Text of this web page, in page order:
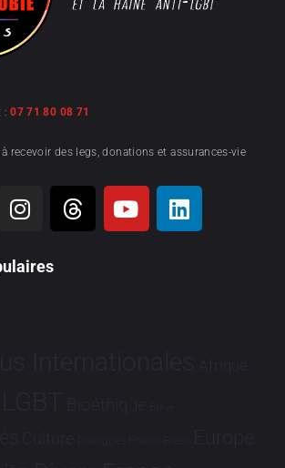
:07 71 80 08 71
recevoir des legs, donations et assurances-vie
Internationales Afrique
Bioéthique Brève
Culture Dialogues France-Brésil Europe